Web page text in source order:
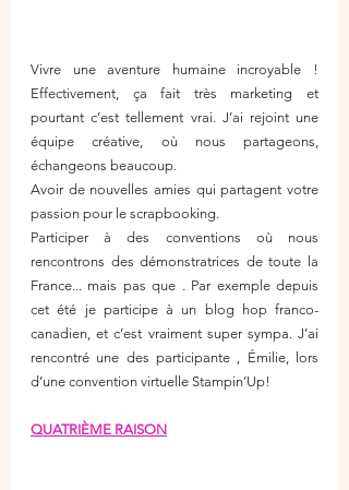
Vivre une aventure humaine incroyable !
Effectivement, ça fait très marketing et
pourtant c’est tellement vrai. J’ai rejoint une
équipe créative, où nous partageons,
échangeons beaucoup.
Avoir de nouvelles amies qui partagent votre
passion pour le scrapbooking.
Participer à des conventions où nous
rencontrons des démonstratrices de toute la
France... mais pas que . Par exemple depuis
cet été je participe à un blog hop franco-
canadien, et c’est vraiment super sympa. J’ai
rencontré une des participante , Émilie, lors
d’une convention virtuelle Stampin’Up!
QUATRIÈME RAISON